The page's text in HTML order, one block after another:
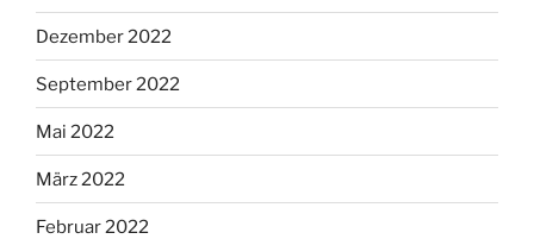
Dezember 2022
September 2022
Mai 2022
März 2022
Februar 2022